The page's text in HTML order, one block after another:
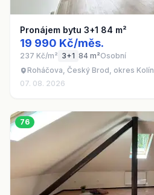
Pronájem bytu 3+1 84 m²
19 990 Kč/měs.
237 Kč/m² 3+1 84 m²Osobní
Roháčova, Český Brod, okres Kolín
07. 08. 2026
76